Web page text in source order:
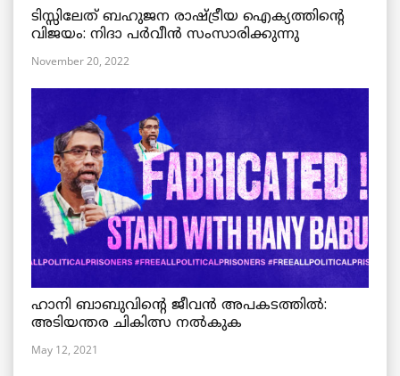
ടിസ്സിലേത് ബഹുജന രാഷ്ട്രീയ ഐക്യത്തിന്റെ
വിജയം: നിദാ പർവീൻ സംസാരിക്കുന്നു
November 20, 2022
ഹാനി ബാബുവിന്റെ ജീവൻ അപകടത്തിൽ:
അടിയന്തര ചികിത്സ നൽകുക
May 12, 2021